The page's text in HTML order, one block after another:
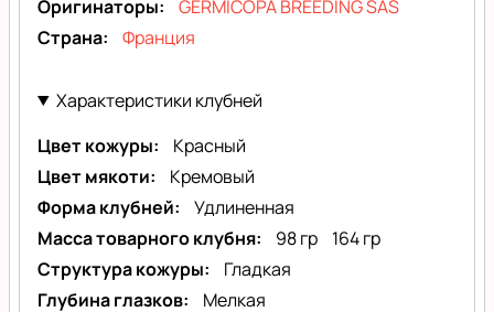
Оригинаторы
GERMICOPA BREEDING SAS
Страна
Франция
Характеристики клубней
Цвет кожуры
Красный
Цвет мякоти
Кремовый
Форма клубней
Удлиненная
Масса товарного клубня
98 гр
164 гр
Структура кожуры
Гладкая
Глубина глазков
Мелкая